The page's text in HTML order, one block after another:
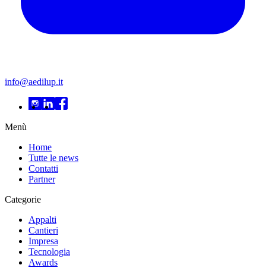
info@aedilup.it
Menù
Home
Tutte le news
Contatti
Partner
Categorie
Appalti
Cantieri
Impresa
Tecnologia
Awards